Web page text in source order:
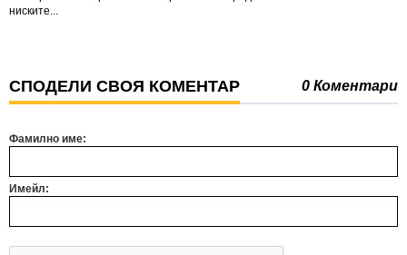
ниските...
СПОДЕЛИ СВОЯ КОМЕНТАР 0 Коментари
Фамилно име:
Имейл: